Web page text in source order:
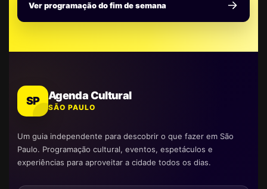
Ver programação do fim de semana
SP Agenda Cultural
SÃO PAULO
Um guia independente para descobrir o que fazer em São
Paulo. Programação cultural, eventos, espetáculos e
experiências para aproveitar a cidade todos os dias.